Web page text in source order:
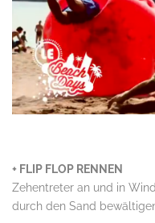
+ FLIP FLOP RENNEN
Zehentreter an und in
durch den Sand